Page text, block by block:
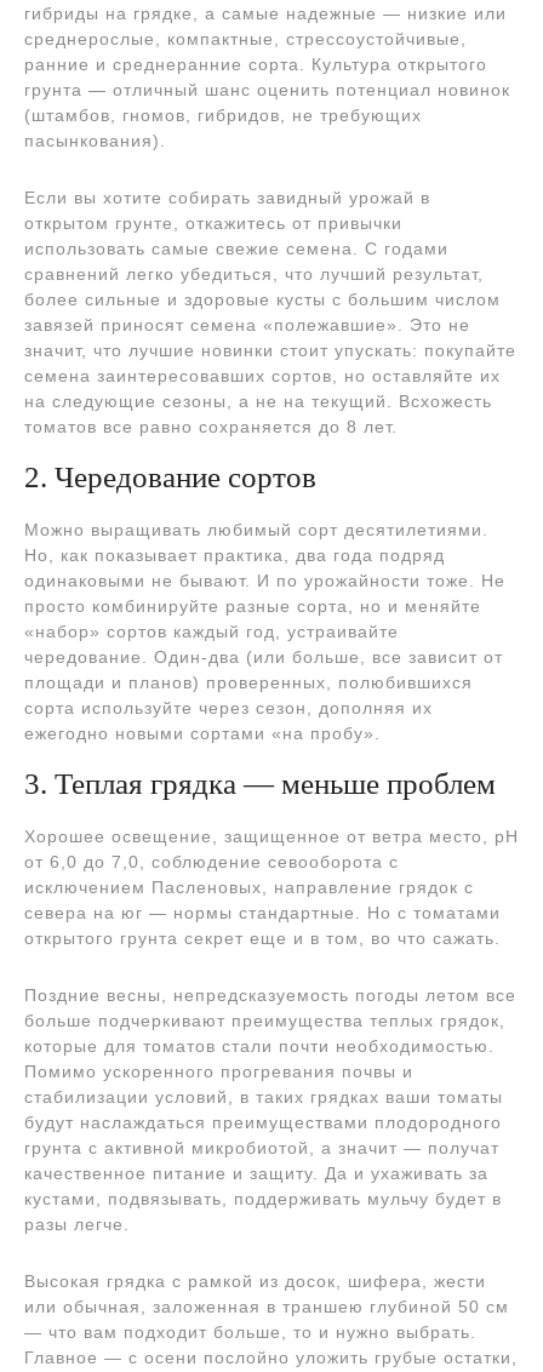
гибриды на грядке, а самые надежные — низкие или
среднерослые, компактные, стрессоустойчивые,
ранние и среднеранние сорта. Культура открытого
грунта — отличный шанс оценить потенциал новинок
(штамбов, гномов, гибридов, не требующих
пасынкования).
Если вы хотите собирать завидный урожай в
открытом грунте, откажитесь от привычки
использовать самые свежие семена. С годами
сравнений легко убедиться, что лучший результат,
более сильные и здоровые кусты с большим числом
завязей приносят семена «полежавшие». Это не
значит, что лучшие новинки стоит упускать: покупайте
семена заинтересовавших сортов, но оставляйте их
на следующие сезоны, а не на текущий. Всхожесть
томатов все равно сохраняется до 8 лет.
2. Чередование сортов
Можно выращивать любимый сорт десятилетиями.
Но, как показывает практика, два года подряд
одинаковыми не бывают. И по урожайности тоже. Не
просто комбинируйте разные сорта, но и меняйте
«набор» сортов каждый год, устраивайте
чередование. Один-два (или больше, все зависит от
площади и планов) проверенных, полюбившихся
сорта используйте через сезон, дополняя их
ежегодно новыми сортами «на пробу».
3. Теплая грядка — меньше проблем
Хорошее освещение, защищенное от ветра место, рН
от 6,0 до 7,0, соблюдение севооборота с
исключением Пасленовых, направление грядок с
севера на юг — нормы стандартные. Но с томатами
открытого грунта секрет еще и в том, во что сажать.
Поздние весны, непредсказуемость погоды летом все
больше подчеркивают преимущества теплых грядок,
которые для томатов стали почти необходимостью.
Помимо ускоренного прогревания почвы и
стабилизации условий, в таких грядках ваши томаты
будут наслаждаться преимуществами плодородного
грунта с активной микробиотой, а значит — получат
качественное питание и защиту. Да и ухаживать за
кустами, подвязывать, поддерживать мульчу будет в
разы легче.
Высокая грядка с рамкой из досок, шифера, жести
или обычная, заложенная в траншею глубиной 50 см
— что вам подходит больше, то и нужно выбрать.
Главное — с осени послойно уложить грубые остатки,